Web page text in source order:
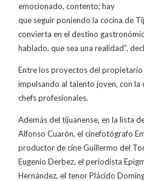
emocionado, contento; hay
que seguir poniendo la cocina de
convierta en el destino
hablado, que sea una realidad”,
Entre los proyectos del propietario
impulsando al talento joven, con
chefs profesionales.
Además del tijuanense, en la lista
Alfonso Cuarón, el cinefotógrafo
productor de cine Guillermo del
Eugenio Derbez, el periodista
Hernández, el tenor Plácido